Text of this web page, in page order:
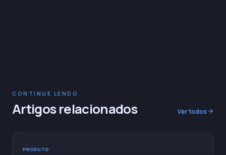
CONTINUE LENDO
Artigos relacionados Ver todos
PRODUTO